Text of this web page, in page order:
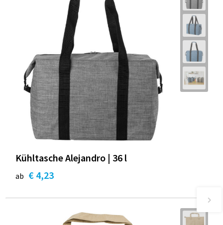
Kühltasche Alejandro | 36 l
ab € 4,23